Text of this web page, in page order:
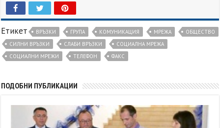
Етикет ВРЪЗКИ ГРУПА КОМУНИКАЦИЯ МРЕЖА
ОБЩЕСТВО
СИЛНИ ВРЪЗКИ
СЛАБИ ВРЪЗКИ
СОЦИАЛНА МРЕЖА
СОЦИАЛНИ МРЕЖИ
ТЕЛЕФОН ФАКС
ПОДОБНИ ПУБЛИКАЦИИ